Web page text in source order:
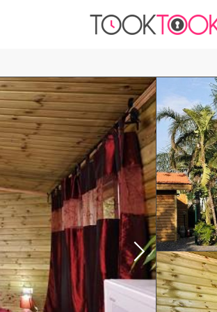
בחדר
סאונה
ג'קוזי
מטבחון
פרטיות
חניה בחינם